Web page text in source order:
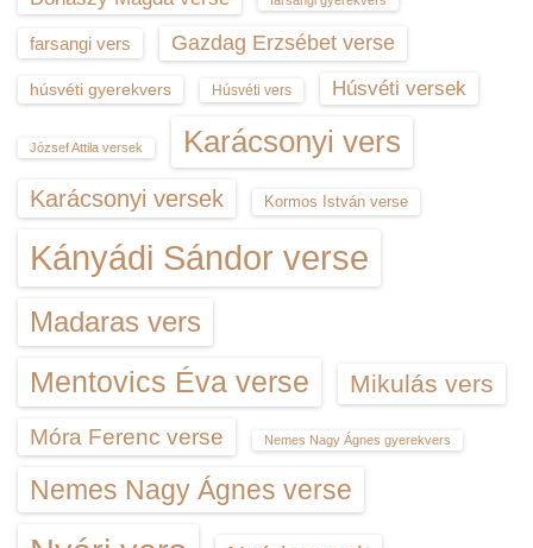
farsangi vers Gazdag Erzsébet verse
húsvéti gyerekvers Húsvéti vers Húsvéti versek
József Attila versek Karácsonyi vers
Karácsonyi versek Kormos István verse
Kányádi Sándor verse
Madaras vers
Mentovics Éva verse Mikulás vers
Móra Ferenc verse Nemes Nagy Ágnes gyerekvers
Nemes Nagy Ágnes verse